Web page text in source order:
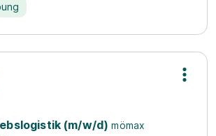
(m/w/d) mömax